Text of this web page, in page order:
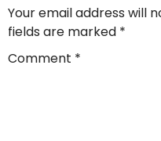
Your email address will
fields are marked *
Comment *